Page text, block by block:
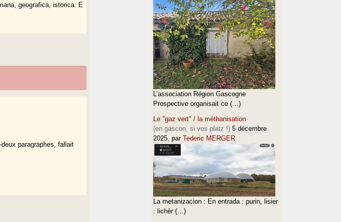
geografica, istorica. E
paragraphes, fallait
L’association Région Gascogne
Prospective organisait ce (…)
Le "gaz vert" / la méthanisation
(en gascon, si vos platz !) 5 décembre
2025, par Tederic MERGER
La metanizacion : En entrada : purin, lisier
: lichèr (…)